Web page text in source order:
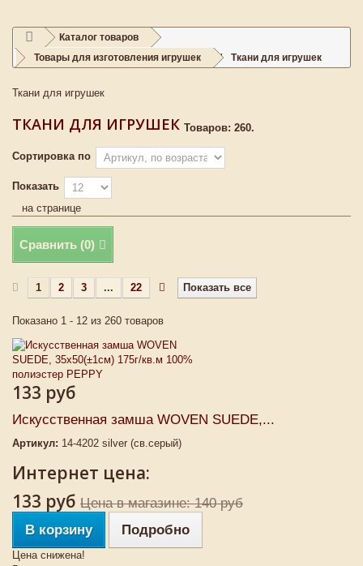
Каталог товаров
Товары для изготовления игрушек
Ткани для игрушек
Ткани для игрушек
ТКАНИ ДЛЯ ИГРУШЕК Товаров: 260.
Сортировка по
Показать
на странице
Сравнить (0)
Показать все
1 2 3 ... 22
Показано 1 - 12 из 260 товаров
133 руб
Искусственная замша WOVEN SUEDE,...
Артикул: 14-4202 silver (св.серый)
Интернет цена:
133 руб Цена в магазине: 140 руб
В корзину
Подробно
Цена снижена!